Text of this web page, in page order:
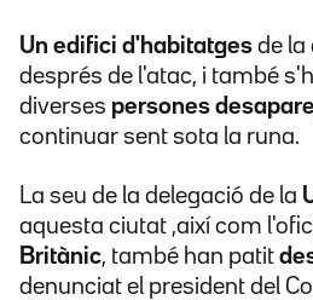
Un edifici d'habitatges de la
després de l'atac, i també
diverses persones
continuar sent sota la runa.
La seu de la delegació de la
aquesta ciutat ,així com
Britànic, també han patit
denunciat el president del